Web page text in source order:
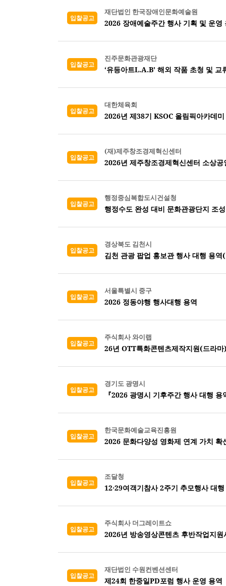
입찰공고
재단법인 한국장애인문화예술원
2026 장애예술주간 행사 기획 및 운영
입찰공고
진주문화관광재단
‘유등아트L.A.B’ 해외 작품 초청 및 교
입찰공고
대한체육회
2026년 제38기 KSOC 올림픽아카데
입찰공고
(재)제주창조경제혁신센터
2026년 제주창조경제혁신센터 소상
입찰공고
행정중심복합도시건설청
행정수도 완성 대비 문화관광단지 조
입찰공고
경상북도 김천시
김천 관광 팝업 홍보관 행사 대행 용
입찰공고
서울특별시 중구
2026 정동야행 행사대행 용역
입찰공고
주식회사 와이랩
26년 OTT특화콘텐츠제작지원(드라
입찰공고
경기도 광명시
『2026 광명시 기후주간 행사 대행
입찰공고
한국문화예술교육진흥원
2026 문화다양성 영화제 연계 가치 확
입찰공고
조달청
12·29여객기참사 2주기 추모행사 대
입찰공고
주식회사 더그레이트쇼
2026년 방송영상콘텐츠 후반작업지
입찰공고
재단법인 수원컨벤션센터
제24회 한중일PD포럼 행사 운영 용역